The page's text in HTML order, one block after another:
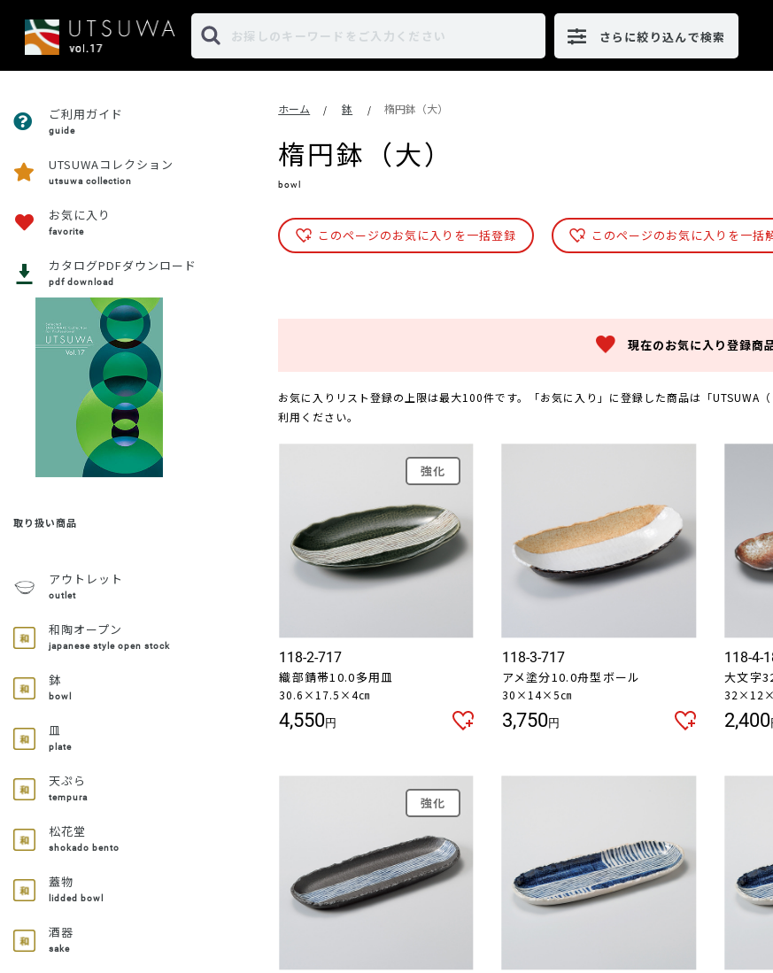
さらに絞り込んで検索
ご利用ガイド
guide
UTSUWAコレクション
utsuwa collection
お気に入り
favorite
カタログPDFダウンロード
pdf download
取り扱い商品
アウトレット
outlet
和陶オープン
japanese style open stock
鉢
bowl
皿
plate
天ぷら
tempura
松花堂
shokado bento
蓋物
lidded bowl
酒器
sake
ホーム / 鉢 / 楕円鉢（大）
楕円鉢（大）
bowl
このページのお気に入りを一括登録 このページのお気に入りを一括
現在のお気に入り登録商
お気に入りリスト登録の上限は最大100件です。「お気に入り」に登録した商品は「UTSUWA
利用ください。
強化
118-2-717
織部錆帯10.0多用皿
30.6×17.5×4㎝
4,550円
118-3-717
アメ塗分10.0舟型ボール
30×14×5㎝
3,750円
118-4-
大文字
2,400
強化